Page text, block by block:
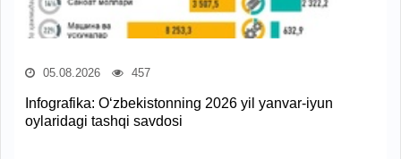
05.08.2026 457
Infografika: O‘zbekistonning 2026 yil yanvar-iyun
oylaridagi tashqi savdosi